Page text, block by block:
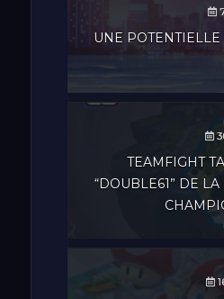
UNE
TEAMFIGHT
“DOUBLE61” DE